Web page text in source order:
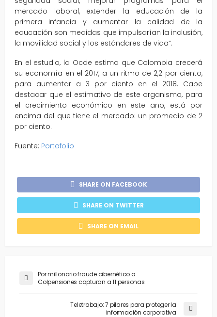
mercado laboral, extender la educación de la
primera infancia y aumentar la calidad de la
educación son medidas que impulsarían la inclusión,
la movilidad social y los estándares de vida”.
En el estudio, la Ocde estima que Colombia crecerá
su economía en el 2017, a un ritmo de 2,2 por ciento,
para aumentar a 3 por ciento en el 2018. Cabe
destacar que el estimativo de este organismo, para
el crecimiento económico en este año, está por
encima del que tiene el mercado: un promedio de 2
por ciento.
Fuente: Portafolio
SHARE ON FACEBOOK
SHARE ON TWITTER
SHARE ON EMAIL
Por millonario fraude cibernético a
Colpensiones capturan a 11 personas
Teletrabajo: 7 pilares para proteger la
información corporativa